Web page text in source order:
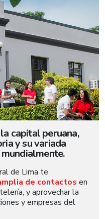
capital peruana,
y su variada
de Lima te
de contactos en
y aprovechar la
y empresas del